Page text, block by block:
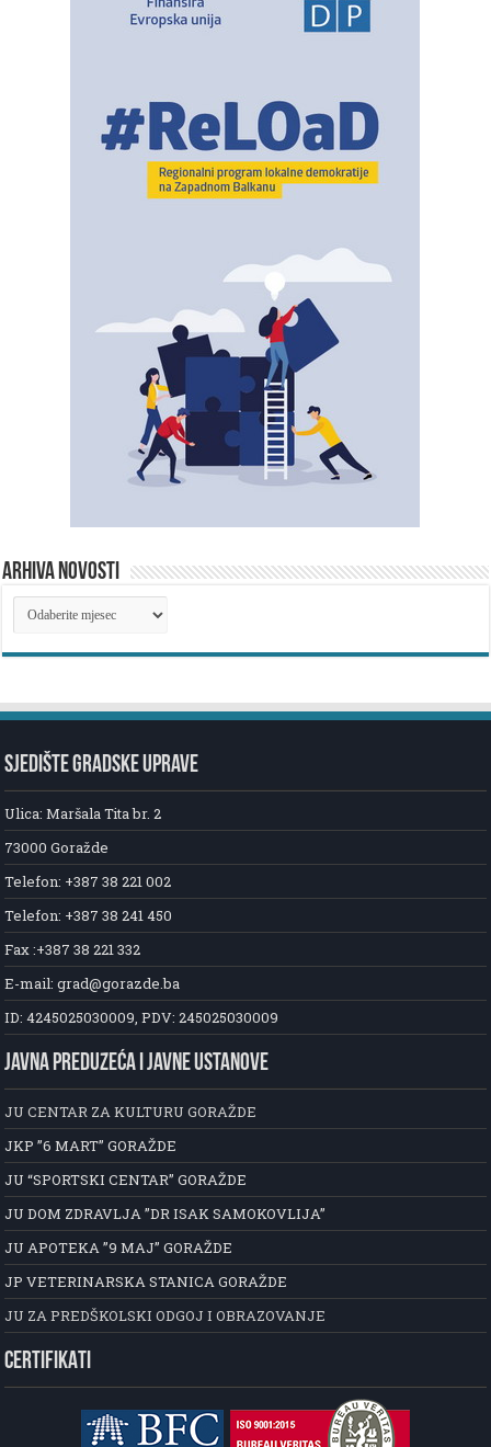
ARHIVA NOVOSTI
ARHIVA
NOVOSTI
SJEDIŠTE GRADSKE UPRAVE
Ulica: Maršala Tita br. 2
73000 Goražde
Telefon: +387 38 221 002
Telefon: +387 38 241 450
Fax :+387 38 221 332
E-mail: grad@gorazde.ba
ID: 4245025030009, PDV: 245025030009
JAVNA PREDUZEĆA I JAVNE USTANOVE
JU CENTAR ZA KULTURU GORAŽDE
JKP ”6 MART” GORAŽDE
JU “SPORTSKI CENTAR” GORAŽDE
JU DOM ZDRAVLJA ”DR ISAK SAMOKOVLIJA”
JU APOTEKA ”9 MAJ” GORAŽDE
JP VETERINARSKA STANICA GORAŽDE
JU ZA PREDŠKOLSKI ODGOJ I OBRAZOVANJE
CERTIFIKATI